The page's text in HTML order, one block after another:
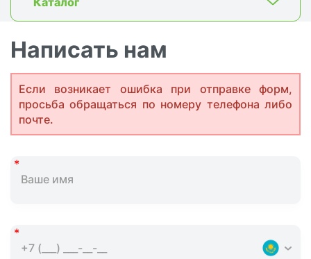
Написать нам
Если возникает ошибка при отправке форм,
просьба обращаться по номеру телефона либо
почте.